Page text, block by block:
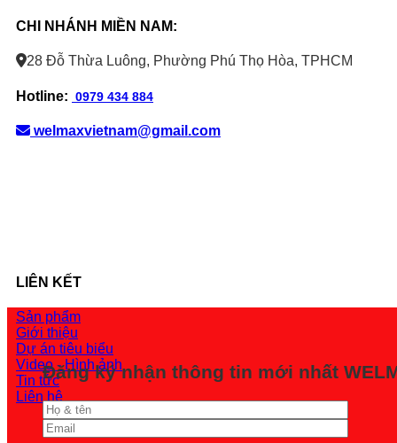
CHI NHÁNH MIỀN NAM:
28 Đỗ Thừa Luông, Phường Phú Thọ Hòa, TPHCM
Hotline: 0979 434 884
welmaxvietnam@gmail.com
LIÊN KẾT
Sản phẩm
Giới thiệu
Dự án tiêu biểu
Video - Hình ảnh
Tin tức
Liên hệ
Đăng ký nhận thông tin mới nhất